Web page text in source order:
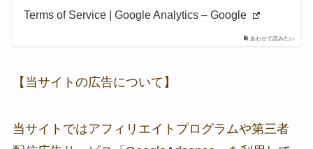
あわせて読みたい
Terms of Service | Google Analytics – Google
【当サイトの広告について】
当サイトではアフィリエイトプログラムや第三者